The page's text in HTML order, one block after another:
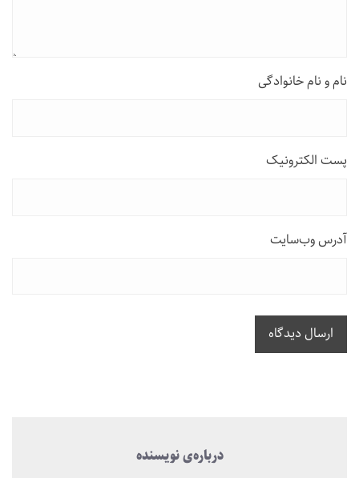
نام و نام خانوادگی
پست الکترونیک
آدرس وب‌سایت
ارسال دیدگاه
درباره‌ی نویسنده